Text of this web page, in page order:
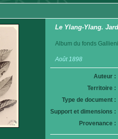
Le Ylang-Ylang.
Album du fonds
Août 1898
Auteur :
Territoire :
Type de document :
Support et dimensions :
Provenance :